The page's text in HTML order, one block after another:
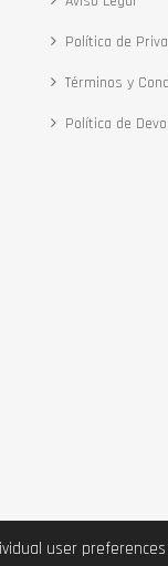
Política de
Términos y
Política de
user